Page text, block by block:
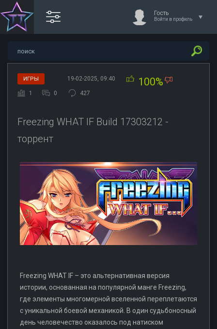
Гость
Войти в профиль
ИГРЫ 19-02-2025, 09:40 100%
1 0 427
Freezing WHAT IF Build 17303212 -
торрент
Freezing WHAT IF – это альтернативная версия
истории, основанная на популярной манге Freezing,
где элементы многомерной вселенной переплетаются
с уникальной боевой механикой. В один судьбоносный
день человечество оказалось под натиском